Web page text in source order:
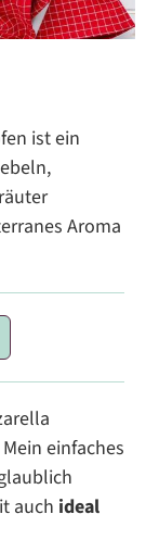
ist ein
Aroma
einfaches
auch ideal